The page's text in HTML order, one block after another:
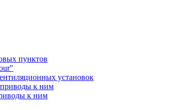
пунктов
установок
к ним
к ним